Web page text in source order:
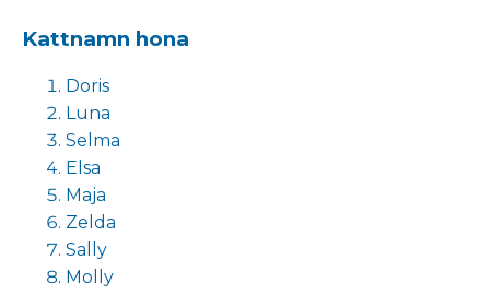
Kattnamn hona
Doris
Luna
Selma
Elsa
Maja
Zelda
Sally
Molly